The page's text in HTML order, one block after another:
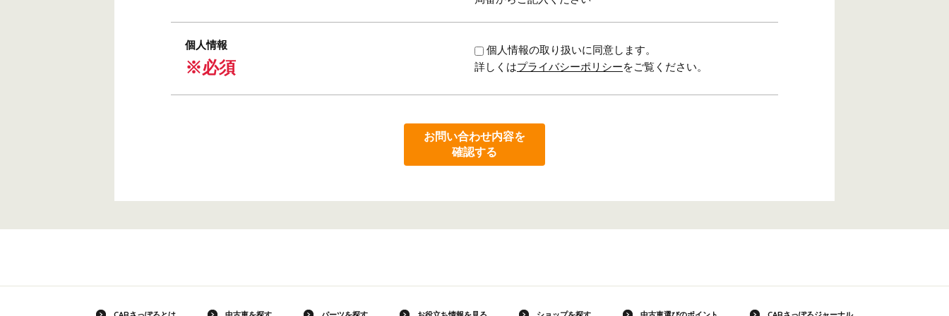
個人情報
※必須
個人情報の取り扱いに同意します。
詳しくはプライバシーポリシーをご覧ください。
お問い合わせ内容を
確認する